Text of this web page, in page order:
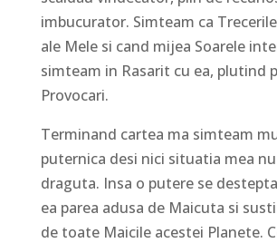
imbucurator. Simteam ca
ale Mele si cand mijea Soarele
simteam in Rasarit cu ea, plutind
Provocari.
Terminand cartea ma simteam
puternica desi nici situatia mea
draguta. Insa o putere se
ea parea adusa de Maicuta si
de toate Maicile acestei Planete.